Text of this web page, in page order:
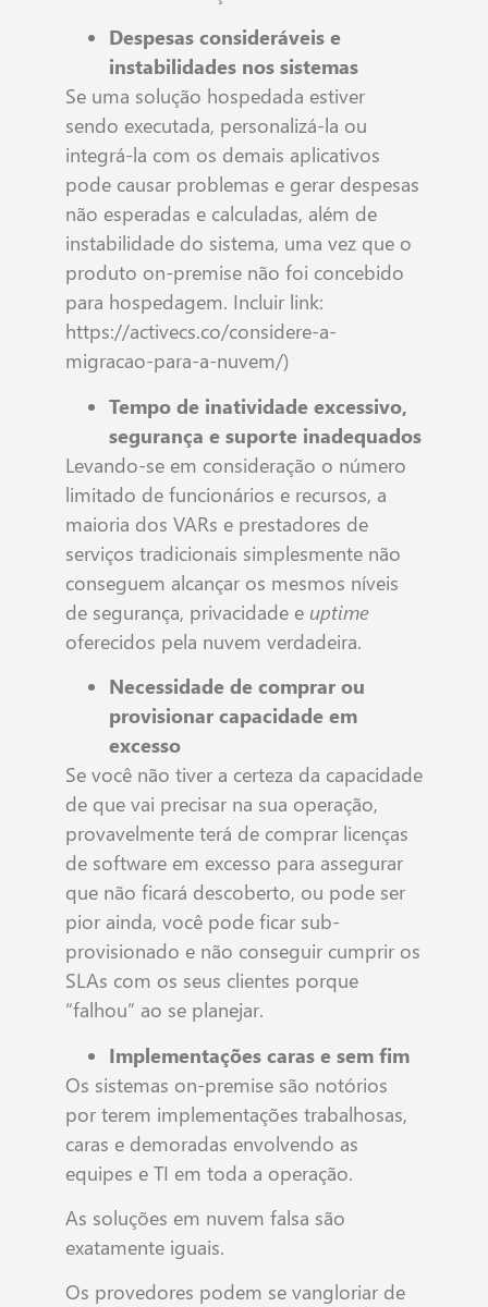
Despesas consideráveis e
instabilidades nos sistemas
Se uma solução hospedada estiver
sendo executada, personalizá-la ou
integrá-la com os demais aplicativos
pode causar problemas e gerar despesas
não esperadas e calculadas, além de
instabilidade do sistema, uma vez que o
produto on-premise não foi concebido
para hospedagem. Incluir link:
https://activecs.co/considere-a-
migracao-para-a-nuvem/)
Tempo de inatividade excessivo,
segurança e suporte inadequados
Levando-se em consideração o número
limitado de funcionários e recursos, a
maioria dos VARs e prestadores de
serviços tradicionais simplesmente não
conseguem alcançar os mesmos níveis
de segurança, privacidade e uptime
oferecidos pela nuvem verdadeira.
Necessidade de comprar ou
provisionar capacidade em
excesso
Se você não tiver a certeza da capacidade
de que vai precisar na sua operação,
provavelmente terá de comprar licenças
de software em excesso para assegurar
que não ficará descoberto, ou pode ser
pior ainda, você pode ficar sub-
provisionado e não conseguir cumprir os
SLAs com os seus clientes porque
“falhou” ao se planejar.
Implementações caras e sem fim
Os sistemas on-premise são notórios
por terem implementações trabalhosas,
caras e demoradas envolvendo as
equipes e TI em toda a operação.
As soluções em nuvem falsa são
exatamente iguais.
Os provedores podem se vangloriar de